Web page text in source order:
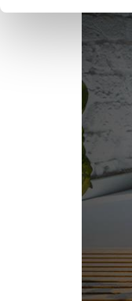
tuo consenso
Utilizziamo i
funzionalità
sito con i
informazioni